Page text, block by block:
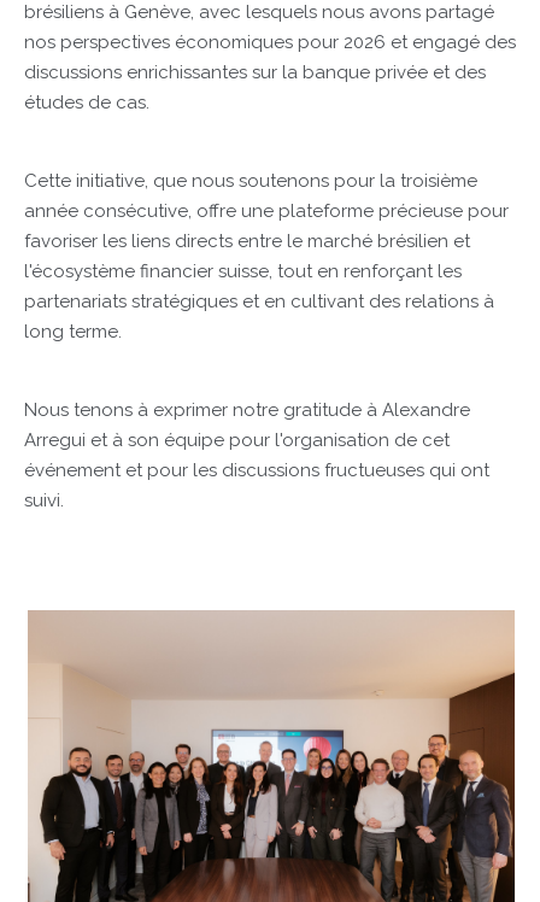
brésiliens à Genève, avec lesquels nous avons partagé
nos perspectives économiques pour 2026 et engagé des
discussions enrichissantes sur la banque privée et des
études de cas.
Cette initiative, que nous soutenons pour la troisième
année consécutive, offre une plateforme précieuse pour
favoriser les liens directs entre le marché brésilien et
l'écosystème financier suisse, tout en renforçant les
partenariats stratégiques et en cultivant des relations à
long terme.
Nous tenons à exprimer notre gratitude à Alexandre
Arregui et à son équipe pour l'organisation de cet
événement et pour les discussions fructueuses qui ont
suivi.